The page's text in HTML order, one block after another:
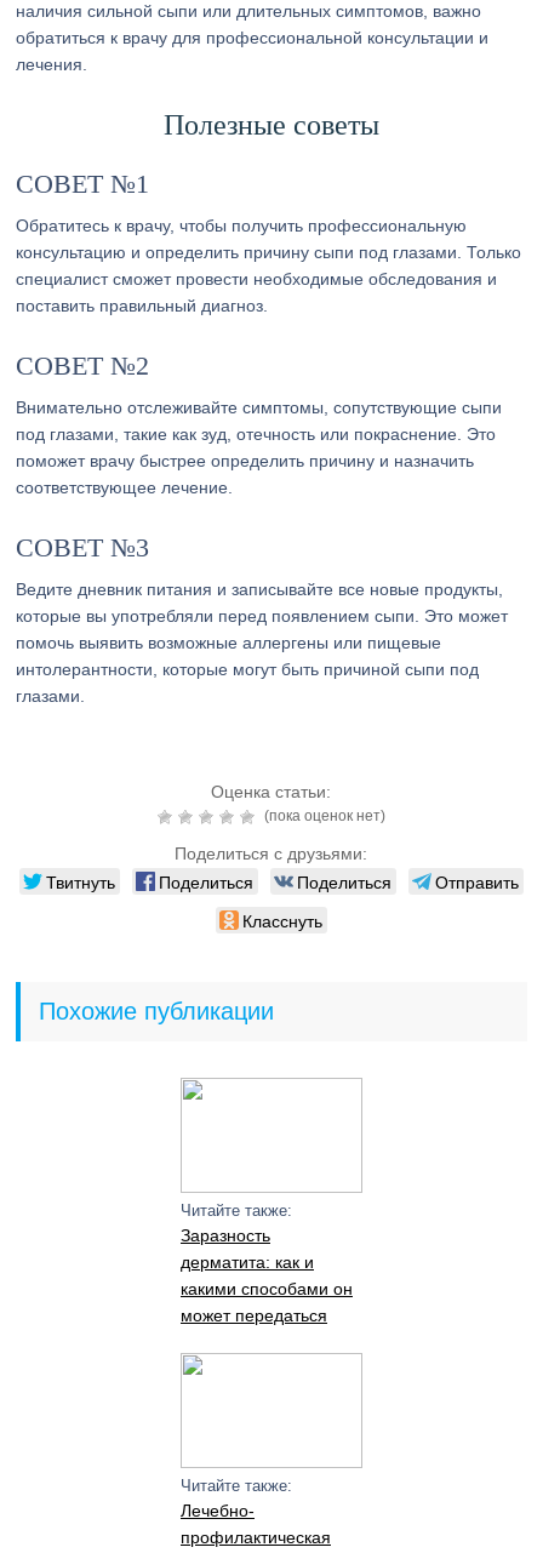
наличия сильной сыпи или длительных симптомов, важно
обратиться к врачу для профессиональной консультации и
лечения.
Полезные советы
СОВЕТ №1
Обратитесь к врачу, чтобы получить профессиональную
консультацию и определить причину сыпи под глазами. Только
специалист сможет провести необходимые обследования и
поставить правильный диагноз.
СОВЕТ №2
Внимательно отслеживайте симптомы, сопутствующие сыпи
под глазами, такие как зуд, отечность или покраснение. Это
поможет врачу быстрее определить причину и назначить
соответствующее лечение.
СОВЕТ №3
Ведите дневник питания и записывайте все новые продукты,
которые вы употребляли перед появлением сыпи. Это может
помочь выявить возможные аллергены или пищевые
интолерантности, которые могут быть причиной сыпи под
глазами.
Оценка статьи:
(пока оценок нет)
Поделиться с друзьями:
Твитнуть Поделиться Поделиться
Отправить
Класснуть
Похожие публикации
Читайте также:
Заразность
дерматита: как и
какими способами он
может передаться
Читайте также:
Лечебно-
профилактическая